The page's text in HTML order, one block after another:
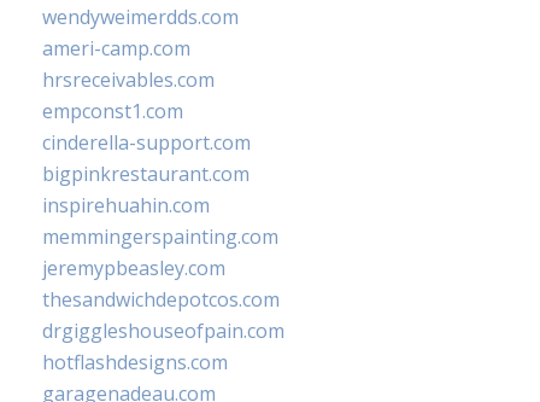
wendyweimerdds.com
ameri-camp.com
hrsreceivables.com
empconst1.com
cinderella-support.com
bigpinkrestaurant.com
inspirehuahin.com
memmingerspainting.com
jeremypbeasley.com
thesandwichdepotcos.com
drgiggleshouseofpain.com
hotflashdesigns.com
garagenadeau.com